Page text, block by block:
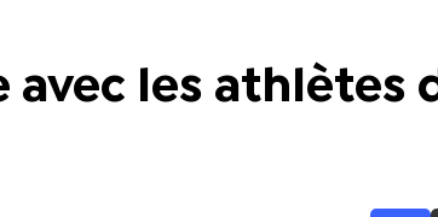
avec les athlètes